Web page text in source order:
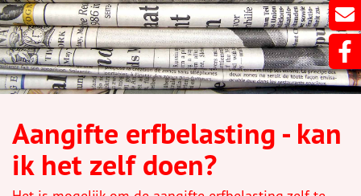
Aangifte erfbelasting - kan
ik het zelf doen?